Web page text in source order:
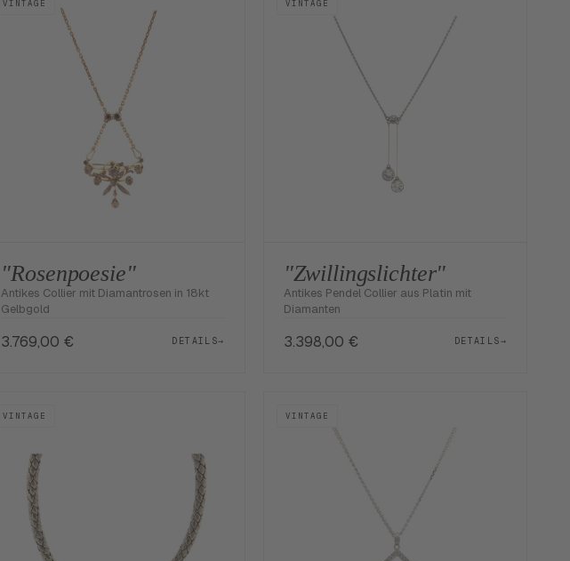
VINTAGE
"Rosenpoesie"
Antikes Collier mit Diamantrosen in 18kt
Gelbgold
3.769,00 € DETAILS→
VINTAGE
"Zwillingslichter"
Antikes Pendel Collier aus Platin mit
Diamanten
3.398,00 € DETAILS→
VINTAGE VINTAGE